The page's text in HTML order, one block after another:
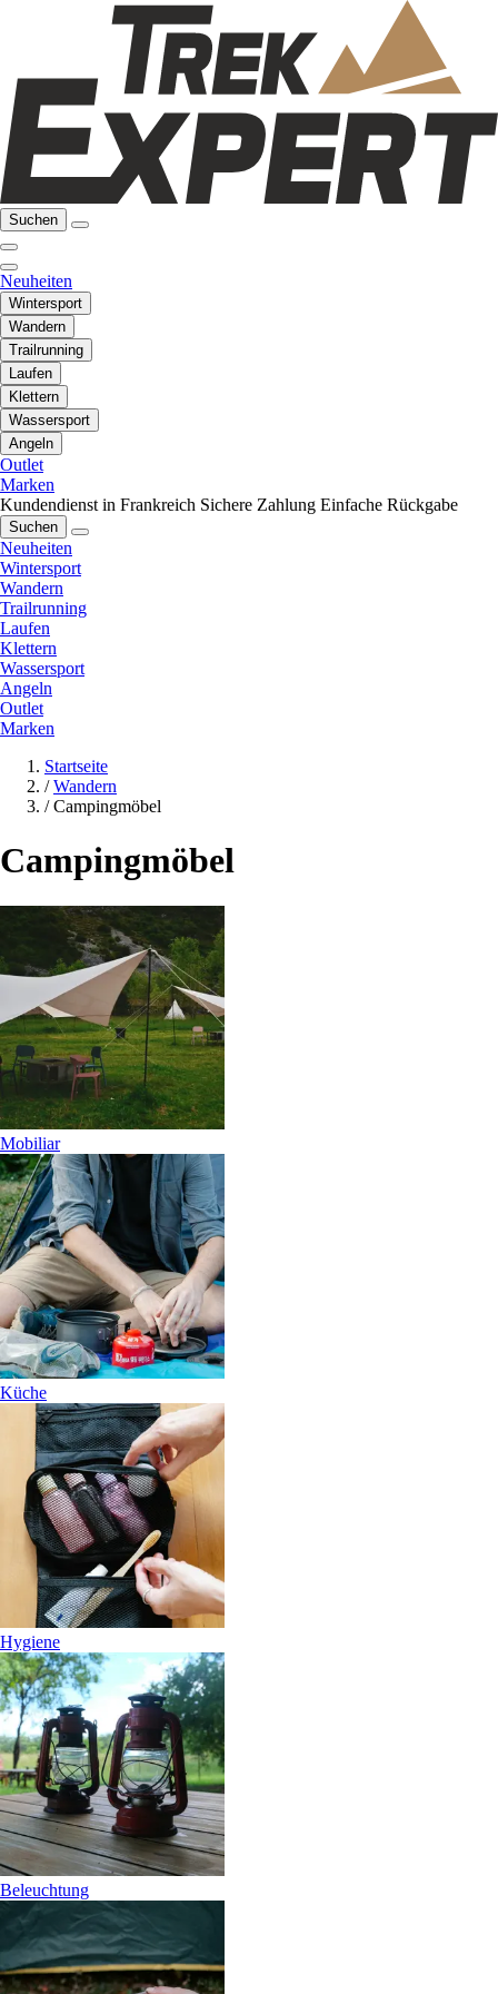
Suchen
Neuheiten
Wintersport
Wandern
Trailrunning
Laufen
Klettern
Wassersport
Angeln
Outlet
Marken
Kundendienst in Frankreich Sichere Zahlung Einfache Rückgabe
Suchen
Neuheiten
Wintersport
Wandern
Trailrunning
Laufen
Klettern
Wassersport
Angeln
Outlet
Marken
Startseite
/ Wandern
/ Campingmöbel
Campingmöbel
Mobiliar
Küche
Hygiene
Beleuchtung